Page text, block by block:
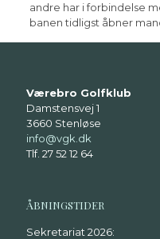
andre har i forbindelse
banen tidligst åbner
Værebro Golfklub
Damstensvej 1
3660 Stenløse
info@vgk.dk
Tlf. 27 52 12 64
ÅBNINGSTIDER
Sekretariat 2026: